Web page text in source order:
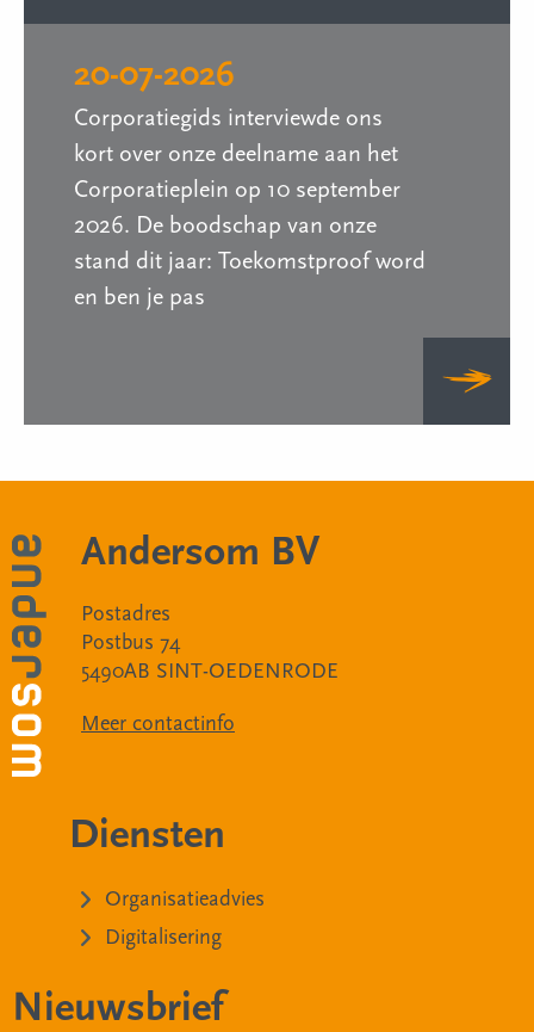
20-07-2026
Corporatiegids interviewde ons
kort over onze deelname aan het
Corporatieplein op 10 september
2026. De boodschap van onze
stand dit jaar: Toekomstproof word
en ben je pas
Andersom BV
Postadres
Postbus 74
5490AB SINT-OEDENRODE
Meer contactinfo
Diensten
Organisatieadvies
Digitalisering
Nieuwsbrief